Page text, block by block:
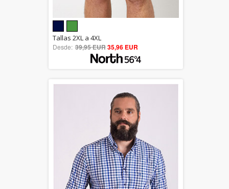
5.00
out of 5
Tallas 2XL a 4XL
Desde: 39,95 EUR35,96 EUR